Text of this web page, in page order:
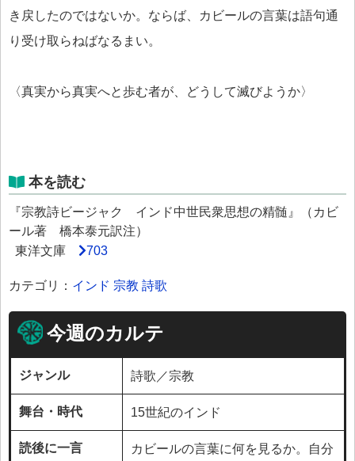
き戻したのではないか。ならば、カビールの言葉は語句通
り受け取らねばなるまい。
〈真実から真実へと歩む者が、どうして滅びようか〉
本を読む
『宗教詩ビージャク インド中世民衆思想の精髄』（カビ
ール著 橋本泰元訳注）
東洋文庫
703
カテゴリ： インド 宗教 詩歌
今週のカルテ
ジャンル 詩歌／宗教
舞台・時代 15世紀のインド
読後に一言
カビールの言葉に何を見るか。自分